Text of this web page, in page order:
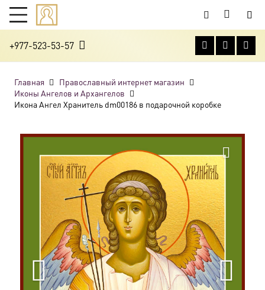
+977-523-53-57
Главная
Православный интернет магазин
Иконы Ангелов и Архангелов
Икона Ангел Хранитель dm00186 в подарочной коробке